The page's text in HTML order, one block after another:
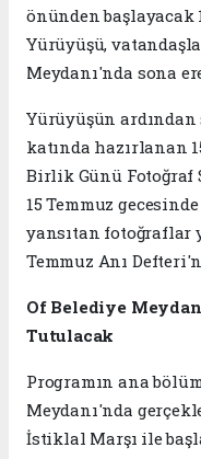
önünden
Yürüyüşü,
Meydanı'nda sona
Yürüyüşün ardından
katında hazırlanan
Birlik Günü Fotoğraf
15 Temmuz
yansıtan fotoğraflar
Temmuz Anı
Of Belediye
Tutulacak
Programın ana
Meydanı'nda
İstiklal Marşı ile